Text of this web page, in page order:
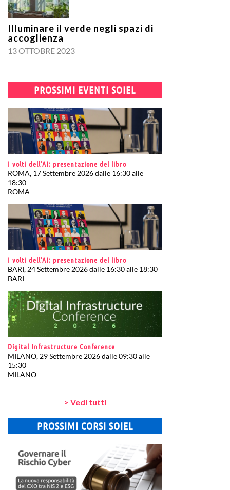
Illuminare il verde negli spazi di
accoglienza
13 OTTOBRE 2023
PROSSIMI EVENTI SOIEL
I volti dell’AI: presentazione del libro
ROMA, 17 Settembre 2026 dalle 16:30 alle
18:30
ROMA
I volti dell’AI: presentazione del libro
BARI, 24 Settembre 2026 dalle 16:30 alle 18:30
BARI
Digital Infrastructure Conference
MILANO, 29 Settembre 2026 dalle 09:30 alle
15:30
MILANO
> Vedi tutti
PROSSIMI CORSI SOIEL